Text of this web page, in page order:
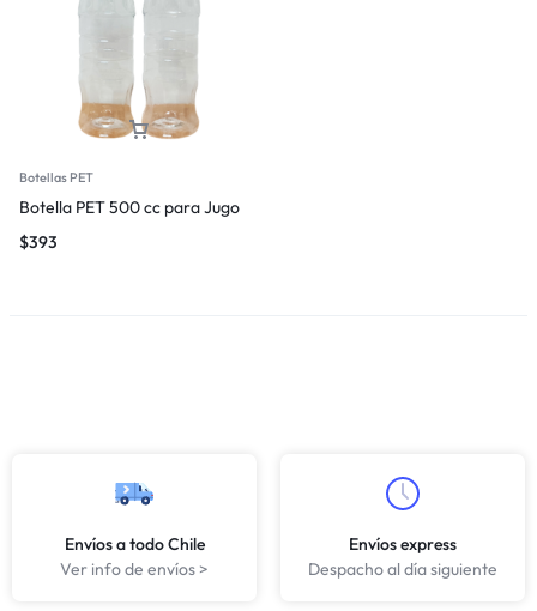
Botellas PET
Botella PET 500 cc para Jugo
$393
Envíos a todo Chile
Ver info de envíos >
Envíos express
Despacho al día siguiente